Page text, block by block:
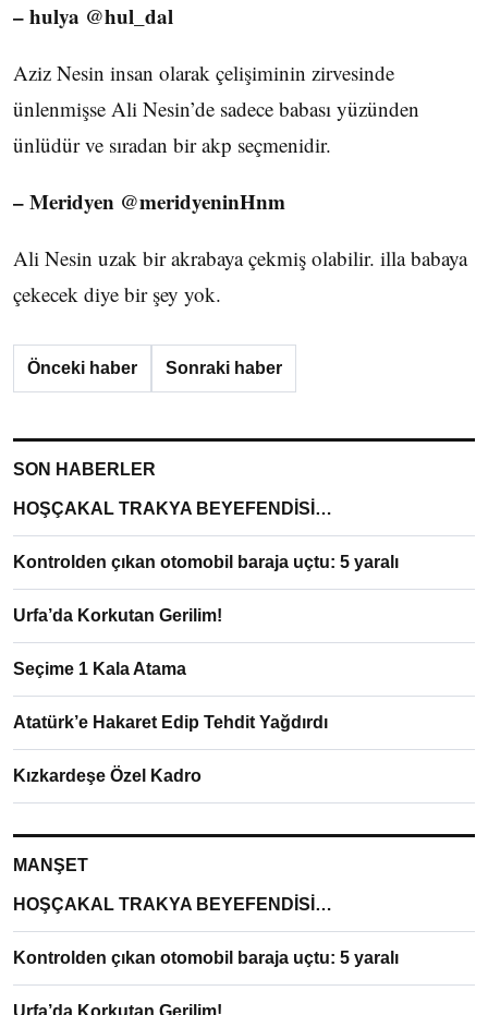
– hulya ‏@hul_dal
Aziz Nesin insan olarak çelişiminin zirvesinde
ünlenmişse Ali Nesin’de sadece babası yüzünden
ünlüdür ve sıradan bir akp seçmenidir.
– Meridyen ‏@meridyeninHnm
Ali Nesin uzak bir akrabaya çekmiş olabilir. illa babaya
çekecek diye bir şey yok.
Önceki haber Sonraki haber
SON HABERLER
HOŞÇAKAL TRAKYA BEYEFENDİSİ…
Kontrolden çıkan otomobil baraja uçtu: 5 yaralı
Urfa’da Korkutan Gerilim!
Seçime 1 Kala Atama
Atatürk’e Hakaret Edip Tehdit Yağdırdı
Kızkardeşe Özel Kadro
MANŞET
HOŞÇAKAL TRAKYA BEYEFENDİSİ…
Kontrolden çıkan otomobil baraja uçtu: 5 yaralı
Urfa’da Korkutan Gerilim!